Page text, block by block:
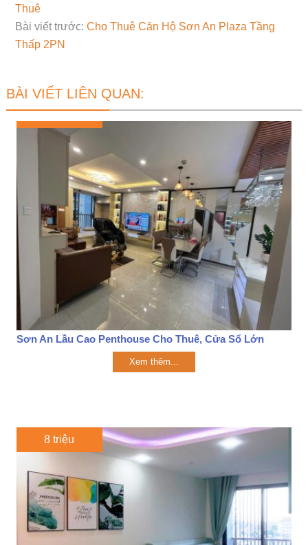
Thuê
Bài viết trước: Cho Thuê Căn Hộ Sơn An Plaza Tầng
Thấp 2PN
BÀI VIẾT LIÊN QUAN:
Sơn An Lầu Cao Penthouse Cho Thuê, Cửa Sổ Lớn
Xem thêm...
8 triệu